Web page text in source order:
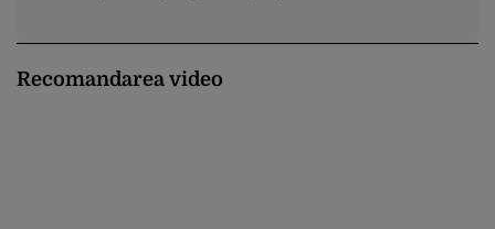
Recomandarea video